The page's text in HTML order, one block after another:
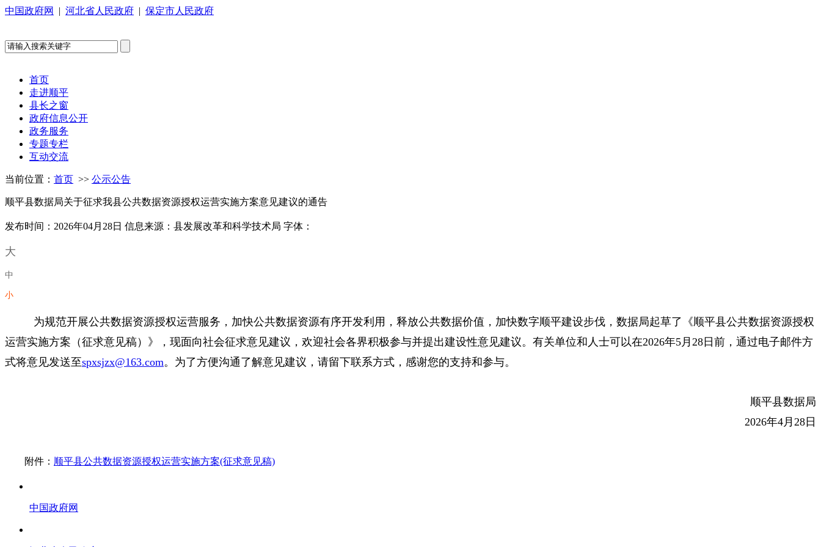
中国政府网 | 河北省人民政府 | 保定市人民政府
首页
走进顺平
县长之窗
政府信息公开
政务服务
专题专栏
互动交流
当前位置： 首页 >> 公示公告
顺平县数据局关于征求我县公共数据资源授权运营实施方案意见建议的通告
发布时间：2026年04月28日 信息来源：县发展改革和科学技术局 字体：
大
中
小
为规范开展公共数据资源授权运营服务，加快公共数据资源有序开发利用，释放公共数据价值，加快数字顺平建设步伐，数据局起草了《顺平县公共数据资源授权
运营实施方案（征求意见稿）》，现面向社会征求意见建议，欢迎社会各界积极参与并提出建设性意见建议。有关单位和人士可以在2026年5月28日前，通过电子邮件方
式将意见发送至spxsjzx@163.com。为了方便沟通了解意见建议，请留下联系方式，感谢您的支持和参与。
顺平县数据局
2026年4月28日
附件： 顺平县公共数据资源授权运营实施方案(征求意见稿)
中国政府网